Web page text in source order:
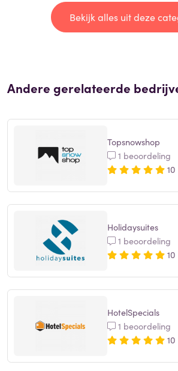
Bekijk alles uit deze
Andere gerelateerde
Topsnowshop
1 beoordeling
10
Holidaysuites
1 beoordeling
10
HotelSpecials
1 beoordeling
10